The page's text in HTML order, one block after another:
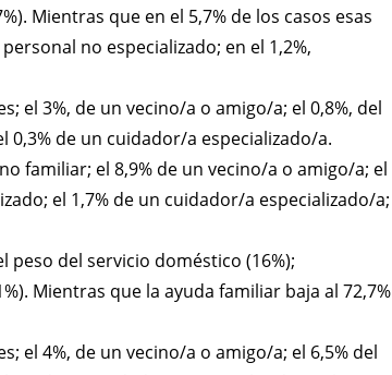
Mientras que en el 5,7% de los casos esas
no especializado; en el 1,2%,
el 3%, de un vecino/a o amigo/a; el 0,8%, del
de un cuidador/a especializado/a.
familiar; el 8,9% de un vecino/a o amigo/a; el
el 1,7% de un cuidador/a especializado/a;
peso del servicio doméstico (16%);
Mientras que la ayuda familiar baja al 72,7%
el 4%, de un vecino/a o amigo/a; el 6,5% del